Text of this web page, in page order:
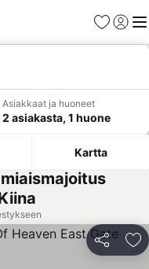
Suosikit
Asiakkaat ja huoneet
2 asiakasta, 1 huone
Kartta
Jaa